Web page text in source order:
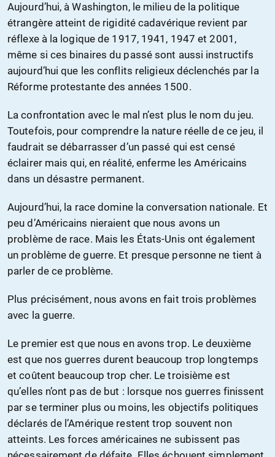
Aujourd’hui, à Washington, le milieu de la politique
étrangère atteint de rigidité cadavérique revient par
réflexe à la logique de 1917, 1941, 1947 et 2001,
même si ces binaires du passé sont aussi instructifs
aujourd’hui que les conflits religieux déclenchés par la
Réforme protestante des années 1500.
La confrontation avec le mal n’est plus le nom du jeu.
Toutefois, pour comprendre la nature réelle de ce jeu, il
faudrait se débarrasser d’un passé qui est censé
éclairer mais qui, en réalité, enferme les Américains
dans un désastre permanent.
Aujourd’hui, la race domine la conversation nationale. Et
peu d’Américains nieraient que nous avons un
problème de race. Mais les États-Unis ont également
un problème de guerre. Et presque personne ne tient à
parler de ce problème.
Plus précisément, nous avons en fait trois problèmes
avec la guerre.
Le premier est que nous en avons trop. Le deuxième
est que nos guerres durent beaucoup trop longtemps
et coûtent beaucoup trop cher. Le troisième est
qu’elles n’ont pas de but : lorsque nos guerres finissent
par se terminer plus ou moins, les objectifs politiques
déclarés de l’Amérique restent trop souvent non
atteints. Les forces américaines ne subissent pas